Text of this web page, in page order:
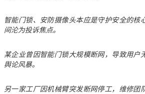
智能门锁、安防摄像头本应是守护安全的核
间沦为投诉焦点。
某企业曾因智能门锁大规模断网，导致用户
舆论风暴。
另一家工厂因机械臂突发断网停工，维修团